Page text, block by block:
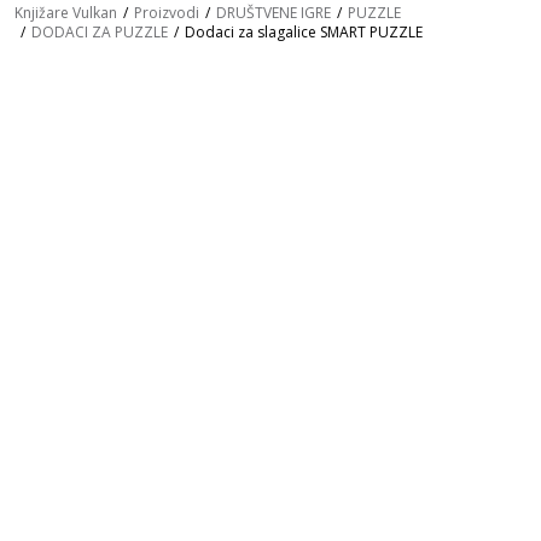
Knjižare Vulkan Proizvodi DRUŠTVENE IGRE
PUZZLE
DODACI ZA PUZZLE
Dodaci za slagalice SMART PUZZLE